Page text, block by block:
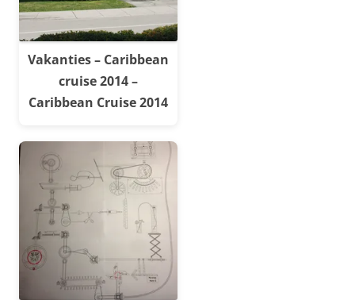
Vakanties – Caribbean
cruise 2014 –
Caribbean Cruise 2014